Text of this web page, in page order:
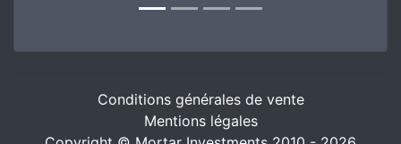
Conditions générales de vente
Mentions légales